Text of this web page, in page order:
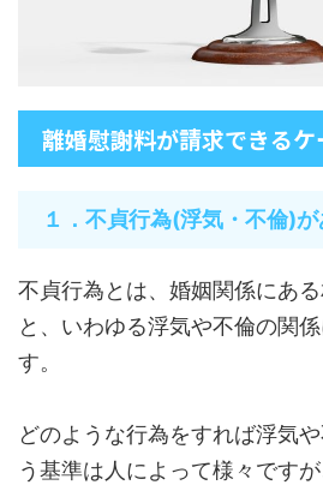
離婚慰謝料が請求できるケ
１．不貞行為(浮気・不倫)
不貞行為とは、婚姻関係にあ
と、いわゆる浮気や不倫の関
す。
どのような行為をすれば浮気
う基準は人によって様々です